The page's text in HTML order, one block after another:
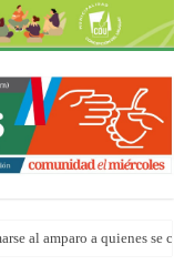
al amparo a quienes se
y horarios